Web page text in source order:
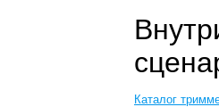
Каталог